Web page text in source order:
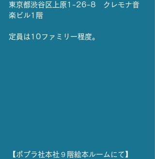
東京都渋谷区上原1-26-8　クレモナ音
楽ビル1階
定員は10ファミリー程度。
【ポプラ社本社９階絵本ルームにて】